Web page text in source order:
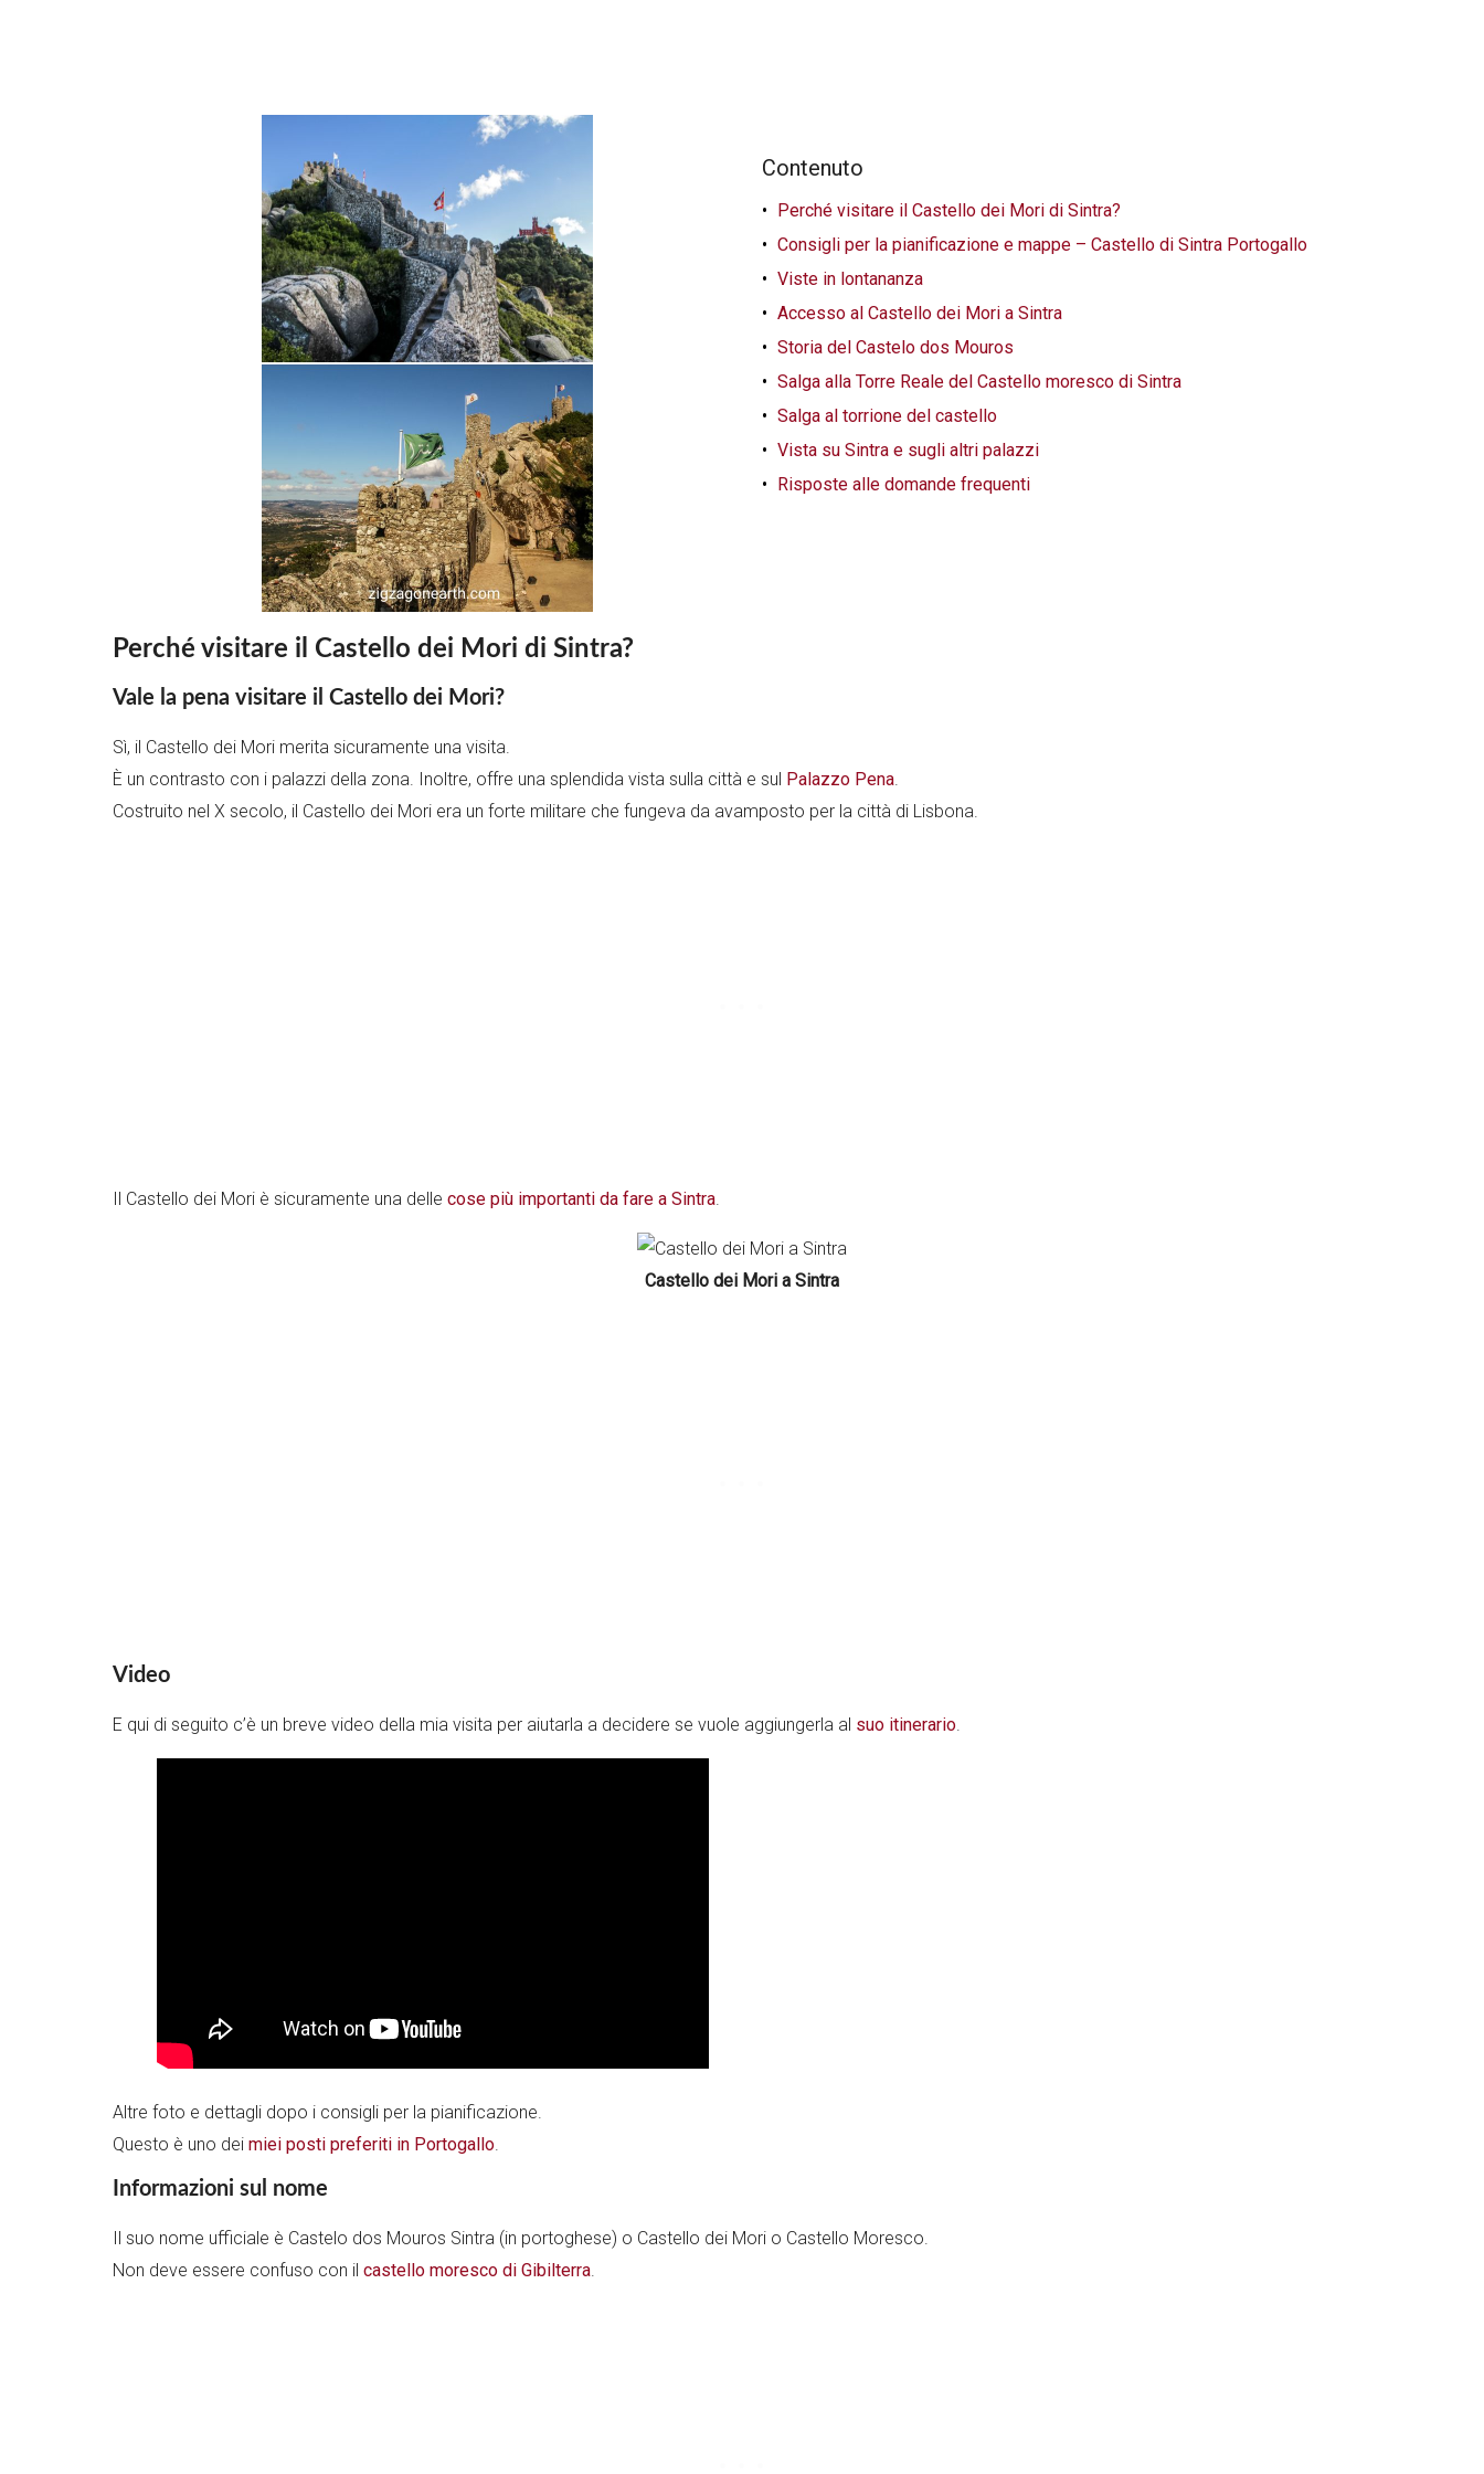
Contenuto
Perché visitare il Castello dei Mori di Sintra?
Consigli per la pianificazione e mappe – Castello di Sintra Portogallo
Viste in lontananza
Accesso al Castello dei Mori a Sintra
Storia del Castelo dos Mouros
Salga alla Torre Reale del Castello moresco di Sintra
Salga al torrione del castello
Vista su Sintra e sugli altri palazzi
Risposte alle domande frequenti
Perché visitare il Castello dei Mori di Sintra?
Vale la pena visitare il Castello dei Mori?
Sì, il Castello dei Mori merita sicuramente una visita.
È un contrasto con i palazzi della zona. Inoltre, offre una splendida vista sulla città e sul Palazzo Pena
Costruito nel X secolo, il Castello dei Mori era un forte militare che fungeva da avamposto per la città di Lisbona.
Il Castello dei Mori è sicuramente una delle cose più importanti da fare a Sintra
Castello dei Mori a Sintra
Video
E qui di seguito c’è un breve video della mia visita per aiutarla a decidere se vuole aggiungerla al suo itinerario
Altre foto e dettagli dopo i consigli per la pianificazione.
Questo è uno dei miei posti preferiti in Portogallo
Informazioni sul nome
Il suo nome ufficiale è Castelo dos Mouros Sintra (in portoghese) o Castello dei Mori o Castello Moresco.
Non deve essere confuso con il castello moresco di Gibilterra